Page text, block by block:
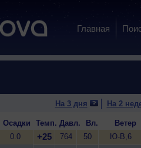
Главная
На 3 дня На 2
Осадки Темп. Давл. Вл.
Ветер
0.0 +25 764 50
Ю-В,6